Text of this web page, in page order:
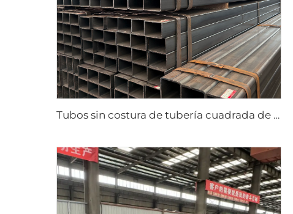
Tubos sin costura de tubería cuadrada de acero al carbono